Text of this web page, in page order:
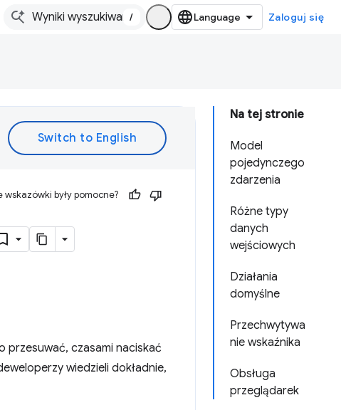
/ Zaloguj się
Na tej stronie
Model
pojedynczego
zdarzenia
Różne typy
danych
wejściowych
Działania
domyślne
Przechwytywa
nie wskaźnika
Obsługa
przeglądarek
wskazówki były pomocne?
przesuwać, czasami naciskać
wiedzieli dokładnie,